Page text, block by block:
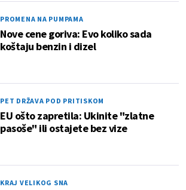
PROMENA NA PUMPAMA
Nove cene goriva: Evo koliko sada
koštaju benzin i dizel
PET DRŽAVA POD PRITISKOM
EU ošto zapretila: Ukinite "zlatne
pasoše" ili ostajete bez vize
KRAJ VELIKOG SNA